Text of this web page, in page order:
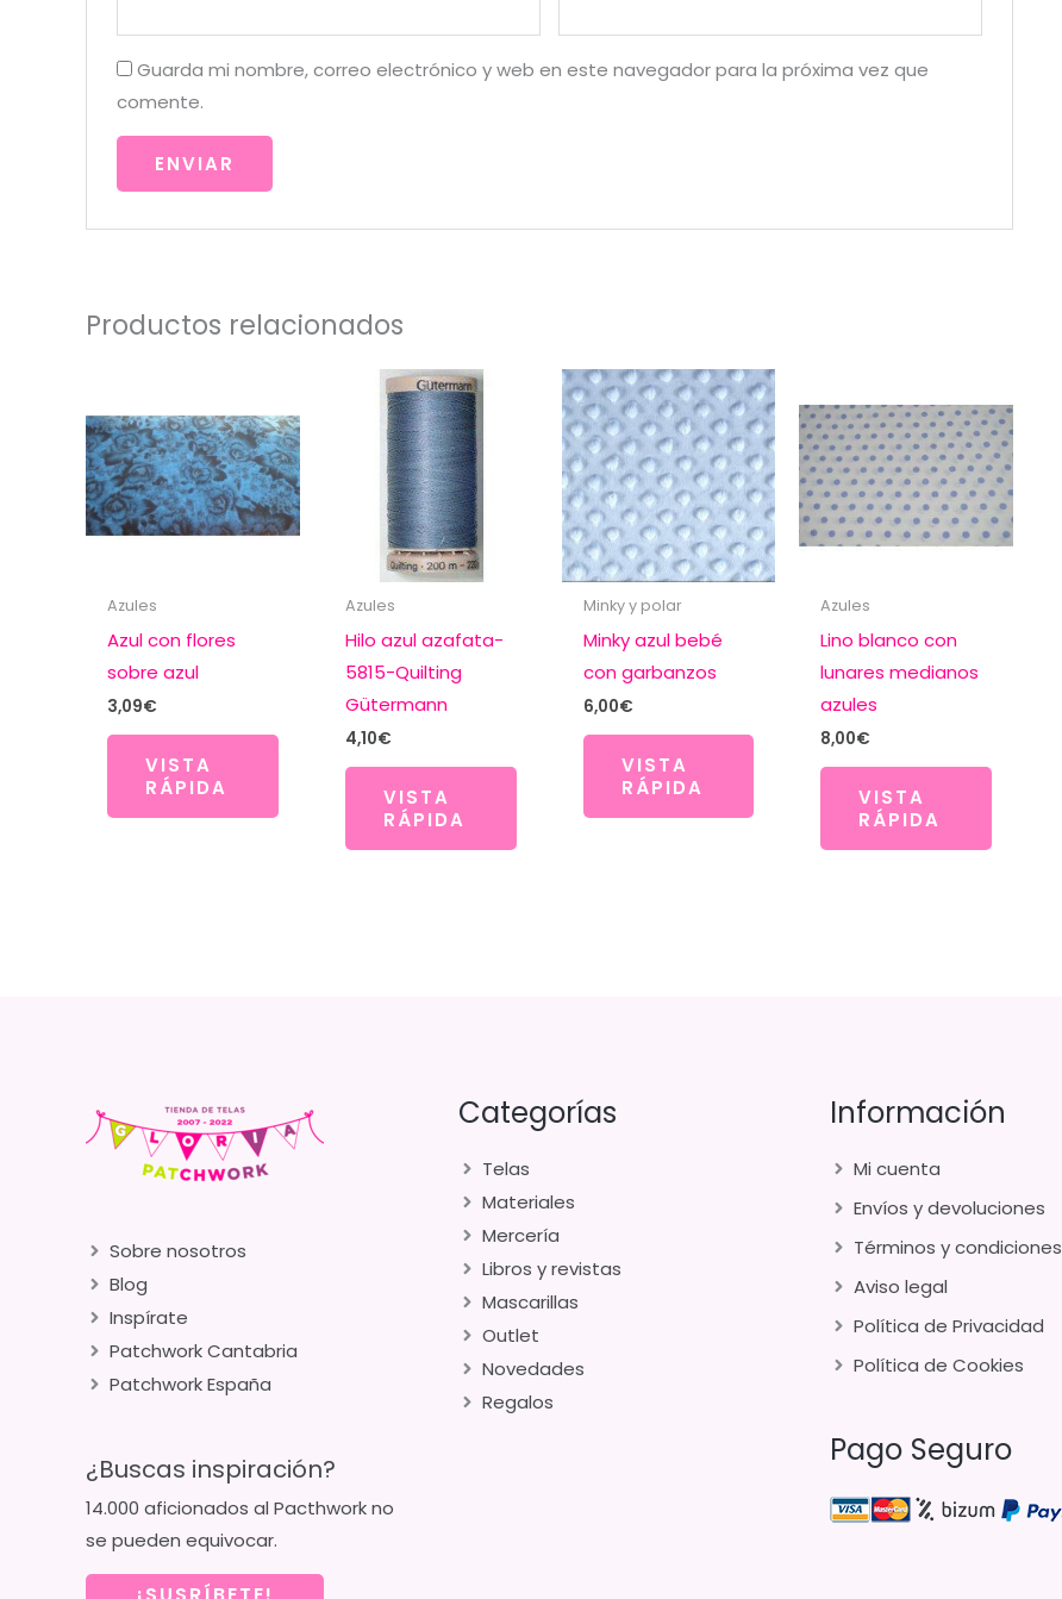
Guarda mi nombre, correo electrónico y web en este navegador para la próxima vez que
comente.
Productos relacionados
Azules
Azul con flores
sobre azul
3,09€
VISTA
RÁPIDA
Azules
Hilo azul azafata-
5815-Quilting
Gütermann
4,10€
VISTA
RÁPIDA
Minky y polar
Minky azul bebé
con garbanzos
6,00€
VISTA
RÁPIDA
Azules
Lino blanco con
lunares medianos
azules
8,00€
VISTA
RÁPIDA
Sobre nosotros
Blog
Inspírate
Patchwork Cantabria
Patchwork España
¿Buscas inspiración?
14.000 aficionados al Pacthwork no
se pueden equivocar.
Categorías
Telas
Materiales
Mercería
Libros y revistas
Mascarillas
Outlet
Novedades
Regalos
Información
Mi cuenta
Envíos y devoluciones
Términos y condiciones
Aviso legal
Política de Privacidad
Política de Cookies
Pago Seguro